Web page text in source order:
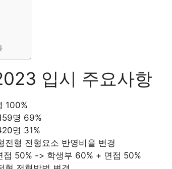
입시 주요사항
100%
명 69%
명 31%
전형 전형요소 반영비율 변경
접 50% -> 학생부 60% + 면접 50%